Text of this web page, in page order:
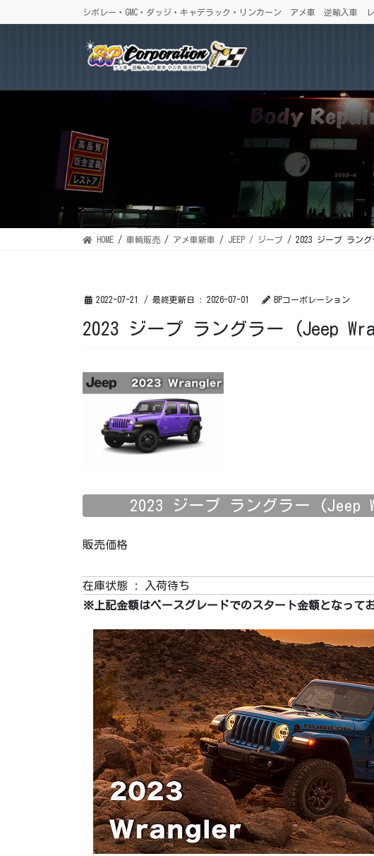
ン
に
ビ
ョ
シボレー・GMC・ダッジ・キャデラック・リンカーン アメ車 逆輸入車
HOME 車輌販売 アメ車新車 JEEP / ジープ 2023 ジープ ラン
2022-07-21 / 最終更新日 : 2026-07-01 BPコーポレーション
2023 ジープ ラングラー (Jeep
2023 ジープ ラングラー
販売価格
在庫状態 : 入荷待ち
※上記金額はベースグレードでのスタート金額となって